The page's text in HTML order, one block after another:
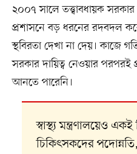
২০০৭ সালে তত্ত্বাবধায়ক
প্রশাসনে বড় ধরনের রদবদল
স্থবিরতা দেখা না দেয়। কাজে
সরকার দায়িত্ব নেওয়ার
আনতে পারেনি।
স্বাস্থ্য মন্ত্রণালয়েও একই
চিকিৎসকদের